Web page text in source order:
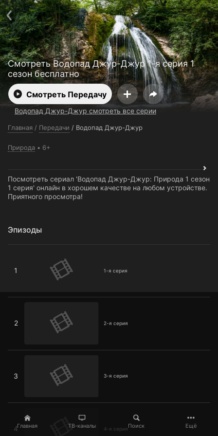
Главная ТВ-каналы Поиск Ещё
Смотреть Водопад Джур-Джур 1-я серия 1
сезон бесплатно
Смотреть Передачу
Водопад Джур-Джур смотреть все серии
Главная / Передачи / Водопад Джур-Джур
Природа 6+
Посмотреть сериал 'Водопад Джур-Джур: Природа 1 сезон
1 серия' онлайн в хорошем качестве на любом устройстве.
Приятного просмотра!
Эпизоды
1 1-я серия
2 2-я серия
3 3-я серия
4 4-я серия
Поддержка:support@24h.tv
О сервисе
Пользовательское соглашение
Политика конфиденциальности
Для партнёров
Открыть приложение
Ввести промокод
Установить на ТВ
Бесплатные каналы Контакты